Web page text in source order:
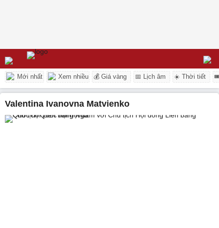
Mới nhất Xem nhiều 💰 Giá vàng 📅 Lịch âm ☀️ Thời tiết
Valentina Ivanovna Matvienko